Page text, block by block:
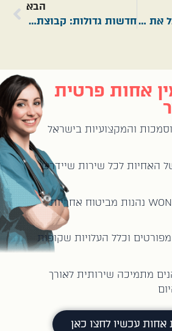
אשפוז ביתי: לקבל את הטיפול הרפואי הטוב ביותר, בנוחות של הבית
הבא
חדשות גדולות: קבוצת Movement רכשה שליטה ב-Wonder Care
אחות פרטית
והמקצועיות בישראל
האחיות לכל שירות שיידרש
האחיות ב-WONDER נהנות מביטוח אחריות
וכלל העלויות שקופות
מתמיכה שירותית לאורך
אחות עכשיו לחצו כאן